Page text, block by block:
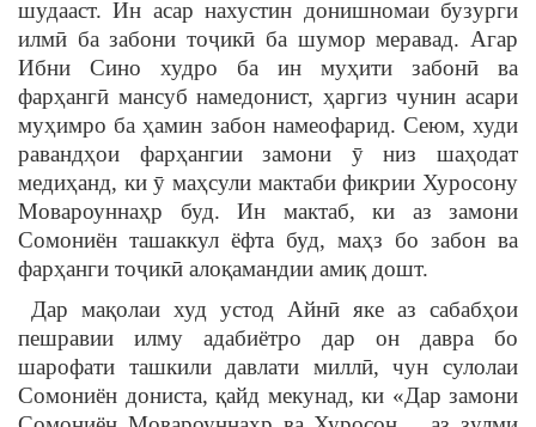
шудааст. Ин асар нахустин донишномаи бузурги
илмӣ ба забони тоҷикӣ ба шумор меравад. Агар
Ибни Сино худро ба ин муҳити забонӣ ва
фарҳангӣ мансуб намедонист, ҳаргиз чунин асари
муҳимро ба ҳамин забон намеофарид. Сеюм, худи
равандҳои фарҳангии замони ӯ низ шаҳодат
медиҳанд, ки ӯ маҳсули мактаби фикрии Хуросону
Мовароуннаҳр буд. Ин мактаб, ки аз замони
Сомониён ташаккул ёфта буд, маҳз бо забон ва
фарҳанги тоҷикӣ алоқамандии амиқ дошт.
Дар мақолаи худ устод Айнӣ яке аз сабабҳои
пешравии илму адабиётро дар он давра бо
шарофати ташкили давлати миллӣ, чун сулолаи
Сомониён дониста, қайд мекунад, ки «Дар замони